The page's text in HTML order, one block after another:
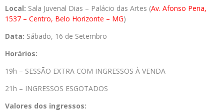
Local: Sala Juvenal Dias – Palácio das Artes (Av. Afonso Pena,
1537 – Centro, Belo Horizonte – MG)
Data: Sábado, 16 de Setembro
Horários:
19h – SESSÃO EXTRA COM INGRESSOS À VENDA
21h – INGRESSOS ESGOTADOS
Valores dos ingressos: